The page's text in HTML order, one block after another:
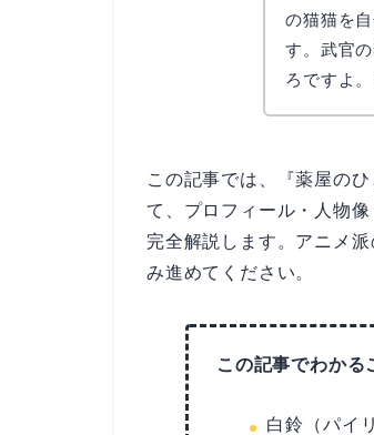
の猫猫を
す。武官
ろですよ
この記事では、『薬屋の
て、プロフィール・人物
完全解説します。アニメ
み進めてください。
この記事でわかる
白鈴（パイ